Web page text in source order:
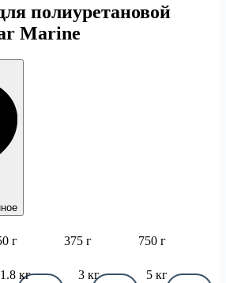
полиуретановой
Marine
г 375 г 750 г
1.8 кг 3 кг 5 кг